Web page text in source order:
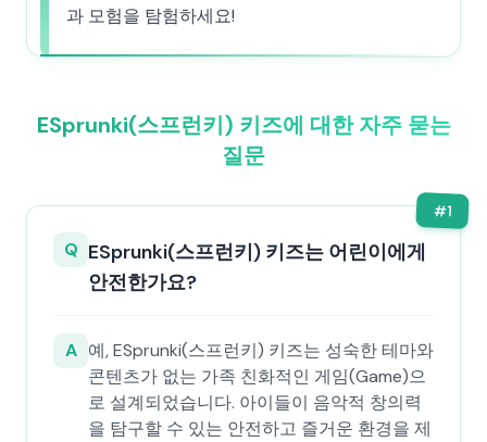
과 모험을 탐험하세요!
ESprunki(스프런키) 키즈에 대한 자주 묻는
질문
#1
Q ESprunki(스프런키) 키즈는 어린이에게
안전한가요?
A 예, ESprunki(스프런키) 키즈는 성숙한 테마와
콘텐츠가 없는 가족 친화적인 게임(Game)으
로 설계되었습니다. 아이들이 음악적 창의력
을 탐구할 수 있는 안전하고 즐거운 환경을 제